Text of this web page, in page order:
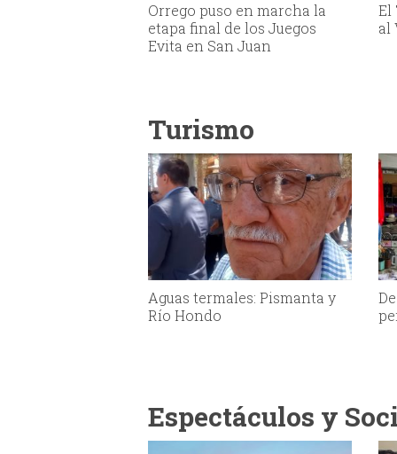
Orrego puso en marcha la
etapa final de los Juegos
Evita en San Juan
El
al
Turismo
Aguas termales: Pismanta y
Río Hondo
Espectáculos y